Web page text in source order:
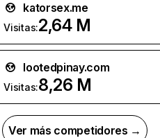
katorsex.me
Visitas:2,64 M
lootedpinay.com
Visitas:8,26 M
Ver más competidores →